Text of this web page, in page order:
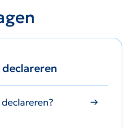
declareren